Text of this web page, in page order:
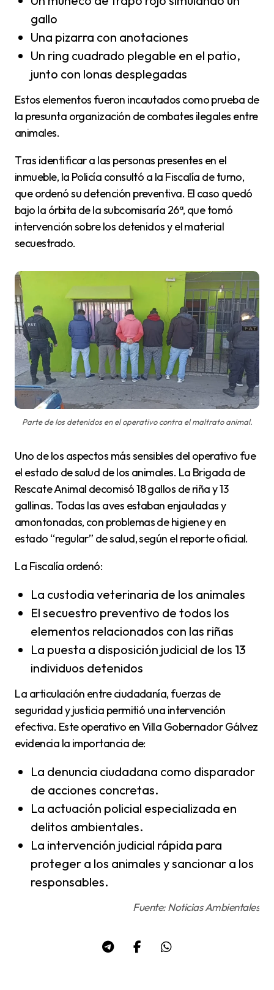
gallo
Una pizarra con anotaciones
Un ring cuadrado plegable en el patio,
junto con lonas desplegadas
Estos elementos fueron incautados como prueba de
la presunta organización de combates ilegales entre
animales.
Tras identificar a las personas presentes en el
inmueble, la Policía consultó a la Fiscalía de turno,
que ordenó su detención preventiva. El caso quedó
bajo la órbita de la subcomisaría 26ª, que tomó
intervención sobre los detenidos y el material
secuestrado.
Parte de los detenidos en el operativo contra el maltrato animal.
Uno de los aspectos más sensibles del operativo fue
el estado de salud de los animales. La Brigada de
Rescate Animal decomisó 18 gallos de riña y 13
gallinas. Todas las aves estaban enjauladas y
amontonadas, con problemas de higiene y en
estado “regular” de salud, según el reporte oficial.
La Fiscalía ordenó:
La custodia veterinaria de los animales
El secuestro preventivo de todos los
elementos relacionados con las riñas
La puesta a disposición judicial de los 13
individuos detenidos
La articulación entre ciudadanía, fuerzas de
seguridad y justicia permitió una intervención
efectiva. Este operativo en Villa Gobernador Gálvez
evidencia la importancia de:
La denuncia ciudadana como disparador
de acciones concretas.
La actuación policial especializada en
delitos ambientales.
La intervención judicial rápida para
proteger a los animales y sancionar a los
responsables.
Fuente: Noticias Ambientales